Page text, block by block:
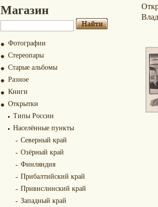
Магазин
Фотографии
Стереопары
Старые альбомы
Разное
Книги
Открытки
Типы России
Населённые пункты
Северный край
Озёрный край
Финляндия
Прибалтийский край
Привислинский край
Западный край